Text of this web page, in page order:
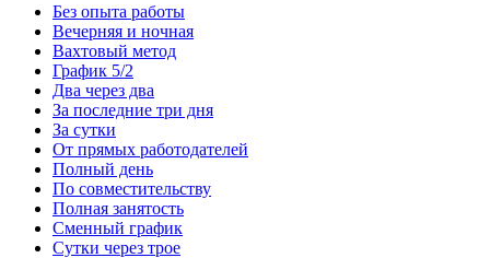
Без опыта работы
Вечерняя и ночная
Вахтовый метод
График 5/2
Два через два
За последние три дня
За сутки
От прямых работодателей
Полный день
По совместительству
Полная занятость
Сменный график
Сутки через трое